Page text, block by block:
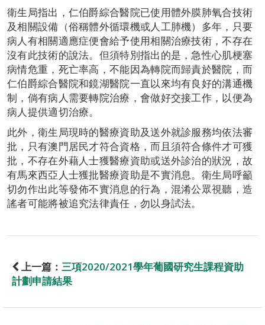
衛生局指出，仁伯爵綜合醫院已使用體外膜肺氧合技術
及相關設備（俗稱體外循環機或人工肺機）多年，只要
病人有相關適應症便會給予使用相關治療技術，不存在
沒有此技術的說法。但須特別指出的是，急性心肌梗塞
病情危重，死亡率高，不能因為轉院而歸責於醫院，而
仁伯爵綜合醫院和鏡湖醫院一直以來均有良好的溝通機
制，倘有病人需要轉院治療，會做好交接工作，以便為
病人提供適切治療。
此外，衛生局現時的醫療資助及送外就診服務均依法審
批，只有澳門居民才符合資格，而且須符合條件才可獲
批，不存在外藉人士獲醫療資助或送外診治的狀況，故
有馬來西亞人士獲批醫療資助是不實消息。衛生局呼籲
切勿作出此等發佈不實消息的行為，混淆公眾視聽，造
謠者可能將被追究法律責任，勿以身試法。
上一篇： 三項2020/2021學年葡國研究生課程資助
計劃申請結果